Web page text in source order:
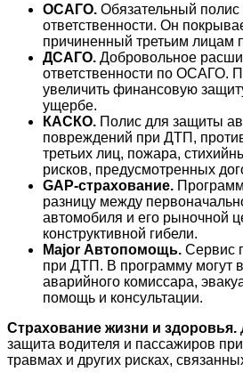
ОСАГО. Обязательный полис
ответственности. Он
причиненный третьим лицам
ДСАГО. Добровольное
ответственности по ОСАГО.
увеличить финансовую
ущербе.
КАСКО. Полис для защиты
повреждений при ДТП,
третьих лиц, пожара,
рисков, предусмотренных
GAP-страхование.
разницу между
автомобиля и его рыночной
конструктивной гибели.
Major Автопомощь. Сервис
при ДТП. В программу могут
аварийного комиссара,
помощь и консультации.
Страхование жизни и здоровья.
защита водителя и пассажиров
травмах и других рисках,